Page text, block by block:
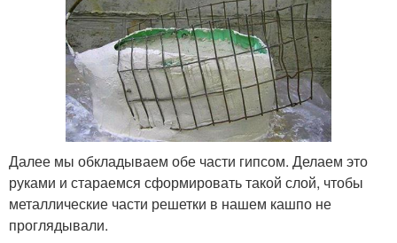
Далее мы обкладываем обе части гипсом. Делаем это
руками и стараемся сформировать такой слой, чтобы
металлические части решетки в нашем кашпо не
проглядывали.